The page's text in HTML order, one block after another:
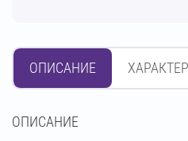
ОПИСАНИЕ
OПИСАНИЕ